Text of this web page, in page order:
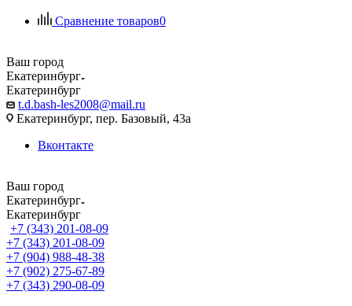
Сравнение товаров0
Ваш город
Екатеринбург
Екатеринбург
t.d.bash-les2008@mail.ru
Екатеринбург, пер. Базовый, 43а
Вконтакте
Ваш город
Екатеринбург
Екатеринбург
+7 (343) 201-08-09
+7 (343) 201-08-09
+7 (904) 988-48-38
+7 (902) 275-67-89
+7 (343) 290-08-09